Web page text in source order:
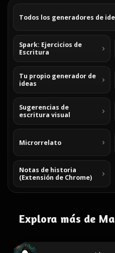
Todos los generadores de
Spark: Ejercicios de
Escritura
Tu propio generador de
ideas
Sugerencias de
escritura visual
Microrrelato
Notas de historia
(Extensión de Chrome)
Explora más de